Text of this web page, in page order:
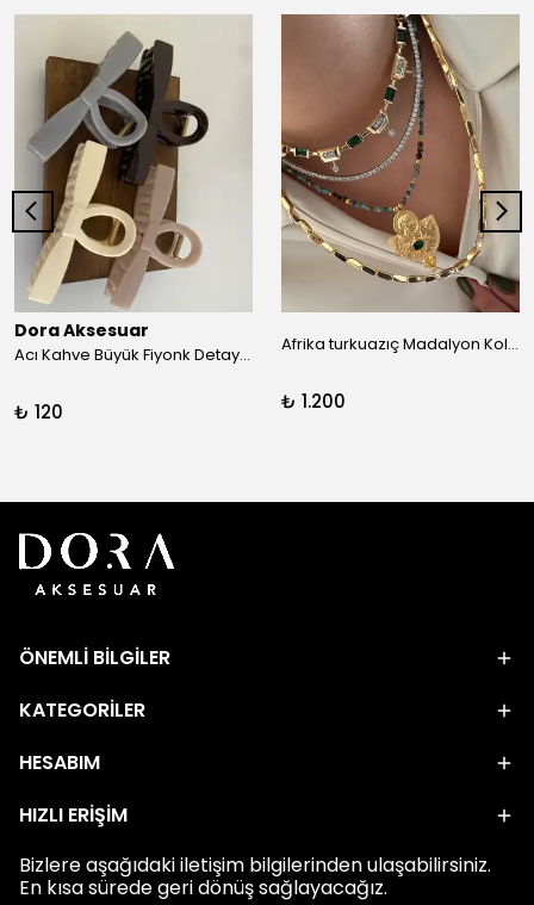
Dora Aksesuar
Acı Kahve Büyük Fiyonk Detay Kıskaç Toka
₺ 120
Afrika turkuazıç Madalyon Kolye
₺ 1.200
ÖNEMLİ BİLGİLER
KATEGORİLER
HESABIM
HIZLI ERİŞİM
Bizlere aşağıdaki iletişim bilgilerinden ulaşabilirsiniz.
En kısa sürede geri dönüş sağlayacağız.